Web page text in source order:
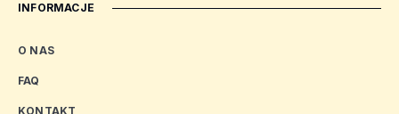
INFORMACJE
O NAS
FAQ
KONTAKT